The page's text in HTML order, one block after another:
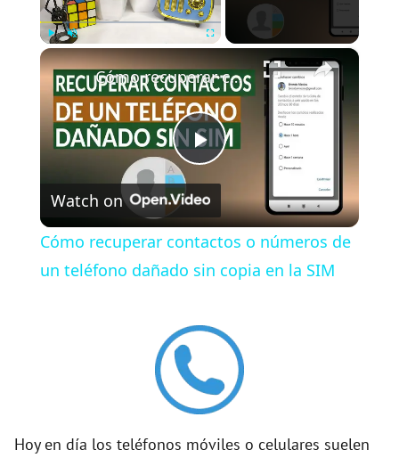
×
P
l
a
y
V
i
Cómo recuperar contactos o números de un teléfono dañado sin copia en la SIM
Watch on
Cómo recuperar contactos o números de
un teléfono dañado sin copia en la SIM
Hoy en día los teléfonos móviles o celulares suelen